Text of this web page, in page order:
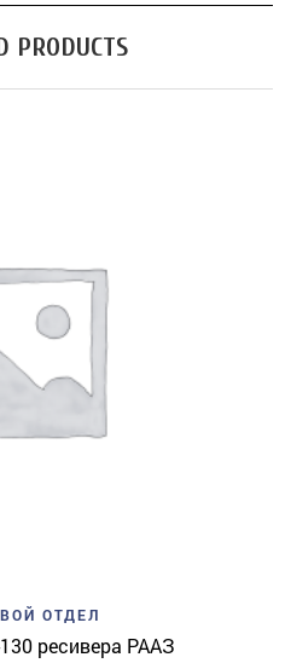
PRODUCTS
ОТДЕЛ
ресивера РААЗ